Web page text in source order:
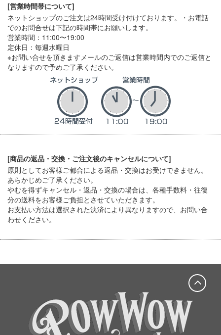
[営業時間帯について]
ネットショップのご注文は24時間受け付けております。・お電話
でのお問合せは下記の時間帯にお願いします。
営業時間：11:00〜19:00
定休日：毎週水曜日
※お問い合せを頂きますメールのご返信は営業時間内でのご返信と
なりますので予めご了承ください。
[商品の返品・交換・ご注文後のキャンセルについて]
原則としてお客様ご都合による返品・交換はお受けできません。
あらかじめご了承ください。
やむを得ずキャンセル・返品・交換の場合は、各種手数料・往復
分の送料をお客様ご負担とさせていただきます。
お支払い方法は選択された決済により異なりますので、お問い合
わせください。